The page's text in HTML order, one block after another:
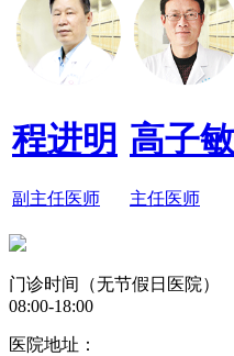
程进明
副主任医师
高子敏
主任医师
门诊时间（无节假日医院）
08:00-18:00
医院地址：